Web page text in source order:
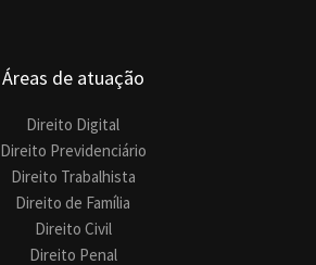
Áreas de atuação
Direito Digital
Direito Previdenciário
Direito Trabalhista
Direito de Família
Direito Civil
Direito Penal